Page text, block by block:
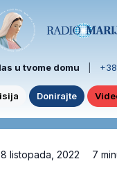
u tvome domu
Donirajte
listopada, 2022 7